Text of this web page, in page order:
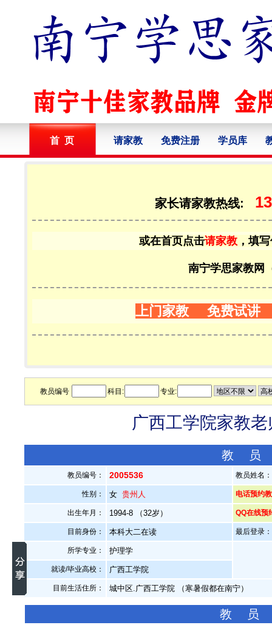
首 页 请家教 免费注册 学员库
家长请家教热线:
或在首页点击请家教 ，填
南宁学思家教网
上门家教 免费试讲
教员编号 科目: 专业:
广西工学院家教
教
教员编号： 2005536 教员姓名
性别： 女贵州人 电话预约
出生年月： 1994-8 （32岁） QQ在线预
目前身份： 本科大二在读 最后登录
所学专业： 护理学
就读/毕业高校： 广西工学院
目前生活住所： 城中区.广西工学院 （寒暑假都在南宁）
教 员